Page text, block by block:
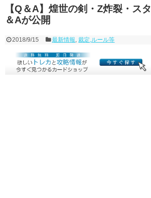
【Q＆A】煌世の剣・Z炸裂・ス
＆Aが公開
2018/9/15 最新情報,裁定,ルール等